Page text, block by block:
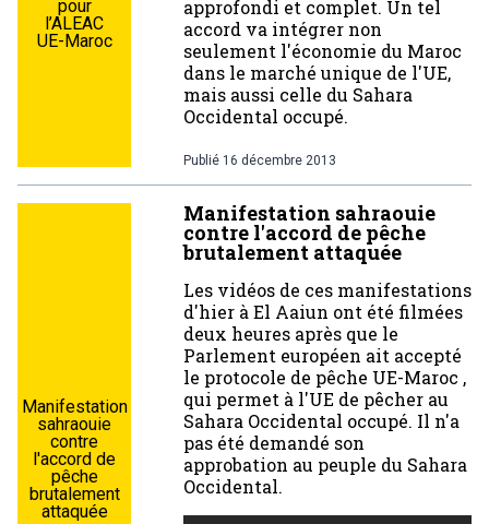
pour
l’ALEAC
UE-Maroc
approfondi et complet. Un tel
accord va intégrer non
seulement l'économie du Maroc
dans le marché unique de l'UE,
mais aussi celle du Sahara
Occidental occupé.
Publié 16 décembre 2013
Manifestation
sahraouie
contre
l'accord de
pêche
brutalement
attaquée
Manifestation sahraouie
contre l'accord de pêche
brutalement attaquée
Les vidéos de ces manifestations
d'hier à El Aaiun ont été filmées
deux heures après que le
Parlement européen ait accepté
le protocole de pêche UE-Maroc ,
qui permet à l'UE de pêcher au
Sahara Occidental occupé. Il n'a
pas été demandé son
approbation au peuple du Sahara
Occidental.